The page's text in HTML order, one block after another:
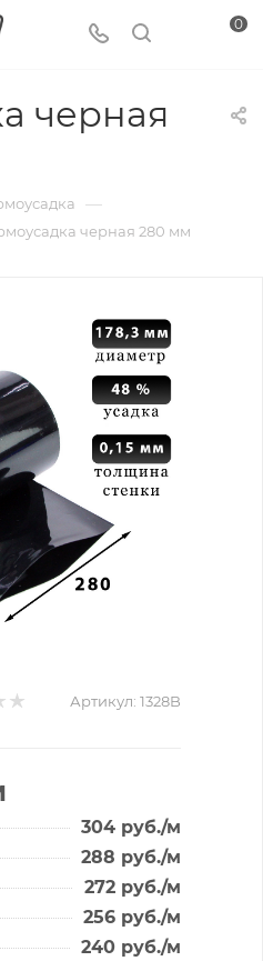
0
черная
—
черная 280 мм
Артикул: 1328B
304руб./м
288 руб./м
272руб./м
256руб./м
240руб./м